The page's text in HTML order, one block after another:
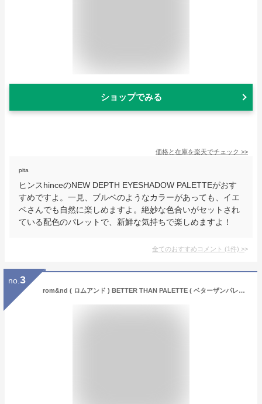
ショップでみる
価格と在庫を楽天でチェック >>
pita
ヒンスhinceのNEW DEPTH EYESHADOW PALETTEがおす
すめですよ。一見、ブルベのようなカラーがあっても、イエ
ベさんでも自然に楽しめますよ。絶妙な色合いがセットされ
ている配色のパレットで、新鮮な気持ちで楽しめますよ！
全てのおすすめコメント (1件) >
no. 3
rom&nd ( ロムアンド ) BETTER THAN PALETTE ( ベターザンパレット ) ＜ アイシャドウ ＞ ロムアンドベターザン アイシャドウパレット パレット アイパレット 韓国 韓国コスメ オレンジ ブラウン ピンク パンパスガーデン マホガニーガーデン ローズバッドガーデン